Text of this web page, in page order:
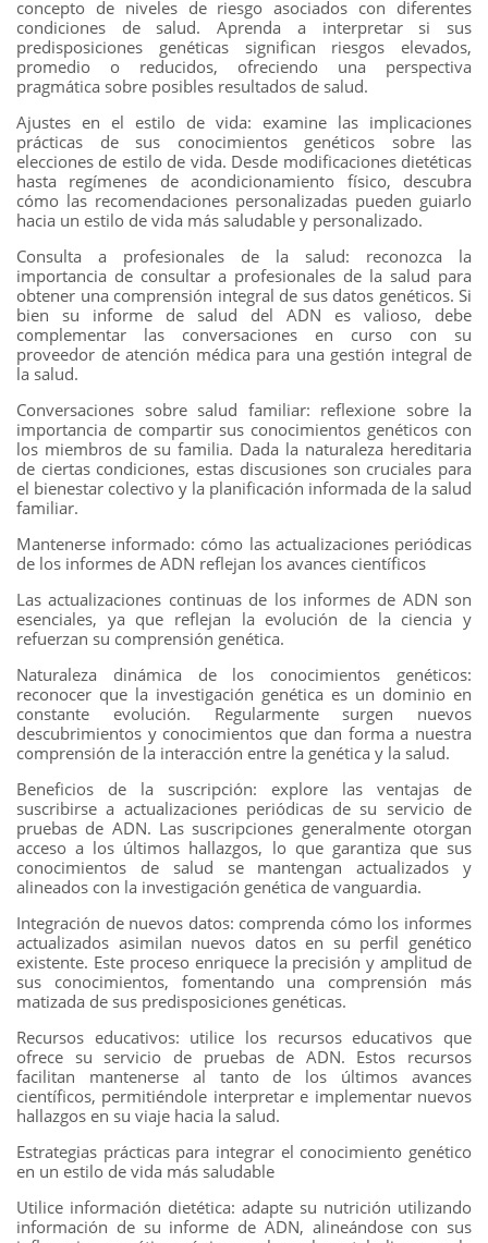
concepto de niveles de riesgo asociados con diferentes
condiciones de salud. Aprenda a interpretar si sus
predisposiciones genéticas significan riesgos elevados,
promedio o reducidos, ofreciendo una perspectiva
pragmática sobre posibles resultados de salud.
Ajustes en el estilo de vida: examine las implicaciones
prácticas de sus conocimientos genéticos sobre las
elecciones de estilo de vida. Desde modificaciones dietéticas
hasta regímenes de acondicionamiento físico, descubra
cómo las recomendaciones personalizadas pueden guiarlo
hacia un estilo de vida más saludable y personalizado.
Consulta a profesionales de la salud: reconozca la
importancia de consultar a profesionales de la salud para
obtener una comprensión integral de sus datos genéticos. Si
bien su informe de salud del ADN es valioso, debe
complementar las conversaciones en curso con su
proveedor de atención médica para una gestión integral de
la salud.
Conversaciones sobre salud familiar: reflexione sobre la
importancia de compartir sus conocimientos genéticos con
los miembros de su familia. Dada la naturaleza hereditaria
de ciertas condiciones, estas discusiones son cruciales para
el bienestar colectivo y la planificación informada de la salud
familiar.
Mantenerse informado: cómo las actualizaciones periódicas
de los informes de ADN reflejan los avances científicos
Las actualizaciones continuas de los informes de ADN son
esenciales, ya que reflejan la evolución de la ciencia y
refuerzan su comprensión genética.
Naturaleza dinámica de los conocimientos genéticos:
reconocer que la investigación genética es un dominio en
constante evolución. Regularmente surgen nuevos
descubrimientos y conocimientos que dan forma a nuestra
comprensión de la interacción entre la genética y la salud.
Beneficios de la suscripción: explore las ventajas de
suscribirse a actualizaciones periódicas de su servicio de
pruebas de ADN. Las suscripciones generalmente otorgan
acceso a los últimos hallazgos, lo que garantiza que sus
conocimientos de salud se mantengan actualizados y
alineados con la investigación genética de vanguardia.
Integración de nuevos datos: comprenda cómo los informes
actualizados asimilan nuevos datos en su perfil genético
existente. Este proceso enriquece la precisión y amplitud de
sus conocimientos, fomentando una comprensión más
matizada de sus predisposiciones genéticas.
Recursos educativos: utilice los recursos educativos que
ofrece su servicio de pruebas de ADN. Estos recursos
facilitan mantenerse al tanto de los últimos avances
científicos, permitiéndole interpretar e implementar nuevos
hallazgos en su viaje hacia la salud.
Estrategias prácticas para integrar el conocimiento genético
en un estilo de vida más saludable
Utilice información dietética: adapte su nutrición utilizando
información de su informe de ADN, alineándose con sus